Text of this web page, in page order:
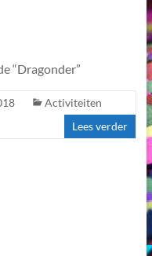
“Dragonder”
Activiteiten
Lees verder